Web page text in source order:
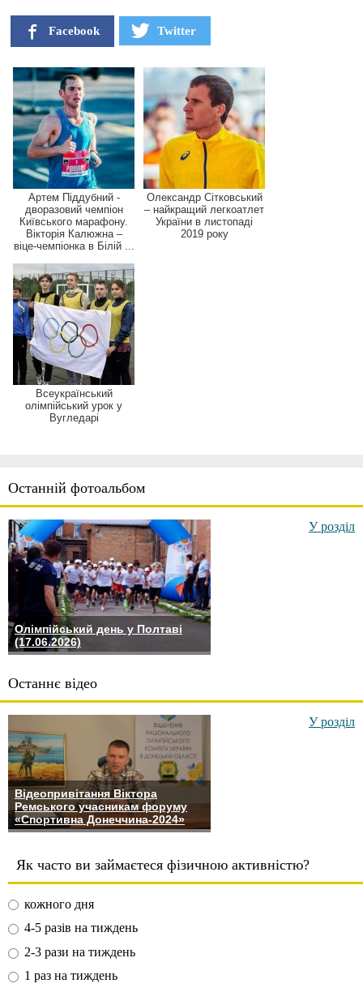
Останній фотоальбом
Олімпійський день у Полтаві
(17.06.2026)
У розділ
Останнє відео
Відеопривітання Віктора
Ремського учасникам форуму
«Спортивна Донеччина-2024»
У розділ
Як часто ви займаєтеся фізичною активністю?
кожного дня
4-5 разів на тиждень
2-3 рази на тиждень
1 раз на тиждень
Facebook Twitter
Артем Піддубний -
дворазовий чемпіон
Київського марафону.
Вікторія Калюжна –
віце-чемпіонка в Білій ...
Олександр Сітковський
– найкращий легкоатлет
України в листопаді
2019 року
Всеукраїнський
олімпійський урок у
Вугледарі